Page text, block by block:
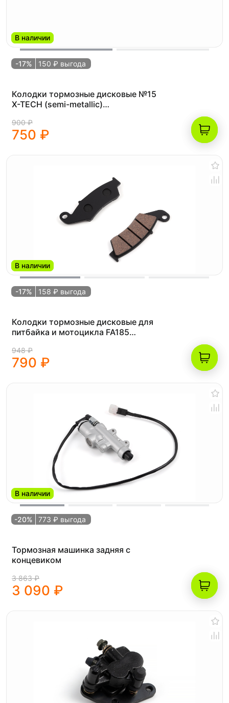
В наличии
-17% 150 ₽ выгода
Колодки тормозные дисковые №15
X-TECH (semi-metallic)
brake)
900 ₽
750 ₽
В наличии
-17% 158 ₽ выгода
Колодки тормозные дисковые для
питбайка и мотоцикла FA185
948 ₽
790 ₽
В наличии
-20% 773 ₽ выгода
Тормозная машинка задняя с
концевиком
3 863 ₽
3 090 ₽